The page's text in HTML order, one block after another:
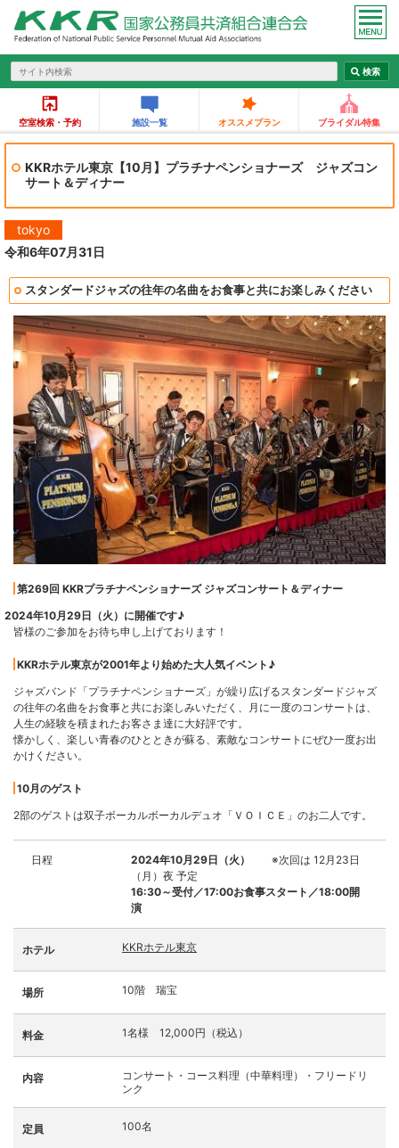
空室検索・予約 施設一覧 オススメプラン ブライダル特集
KKRホテル東京【10月】プラチナペンショナーズ ジャズコン
サート＆ディナー
tokyo
令和6年07月31日
スタンダードジャズの往年の名曲をお食事と共にお楽しみください
第269回 KKRプラチナペンショナーズ ジャズコンサート＆ディナー
2024年10月29日（火）に開催です♪
皆様のご参加をお待ち申し上げております！
KKRホテル東京が2001年より始めた大人気イベント♪
ジャズバンド「プラチナペンショナーズ」が繰り広げるスタンダードジャズ
の往年の名曲をお食事と共にお楽しみいただく、月に一度のコンサートは、
人生の経験を積まれたお客さま達に大好評です。
懐かしく、楽しい青春のひとときが蘇る、素敵なコンサートにぜひ一度お出
かけください。
10月のゲスト
2部のゲストは双子ボーカルボーカルデュオ「ＶＯＩＣＥ」のお二人です。
日程 2024年10月29日（火）
※次回は 12月23日
（月）夜 予定
16:30～受付／17:00お食事スタート／18:00開
演
ホテル KKRホテル東京
場所 10階 瑞宝
料金 1名様 12,000円（税込）
内容
コンサート・コース料理（中華料理）・フリードリ
ンク
定員 100名